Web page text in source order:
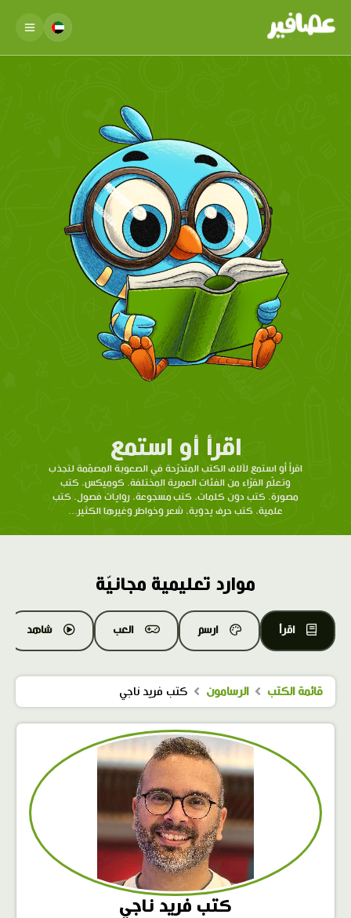
اقرأ أو استمع
اقرأ أو استمع لآلاف الكتب المتدرّحة في الصعوبة المصمّمة لتجذب
وتعلّم القرّاء من الفئات العمرية المختلفة. كوميكس، كتب
مصورة، كتب دون كلمات، كتب مسجوعة، روايات فصول، كتب
علمية، كتب حرف يدوية، شعر وخواطر وغيرها الكثير...
موارد تعليمية مجانيّة
اقرأ ارسم العب شاهد
قائمة الكتب الرسامون كتب فريد ناجي
كتب فريد ناجي